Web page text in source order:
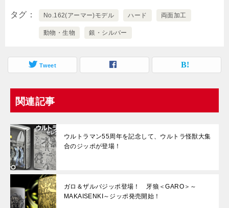
タグ No.162(アーマー)モデル ハード 両面加工
動物・生物 銀・シルバー
Tweet
関連記事
ウルトラマン55周年を記念して、ウルトラ怪獣大集
合のジッポが登場！
ガロ＆ザルバジッポ登場！ 牙狼＜GARO＞～
MAKAISENKI～ジッポ発売開始！